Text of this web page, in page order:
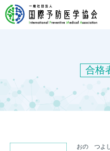
合格
おの つよ